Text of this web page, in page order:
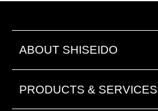
ABOUT SHISEIDO
PRODUCTS & SERVICES